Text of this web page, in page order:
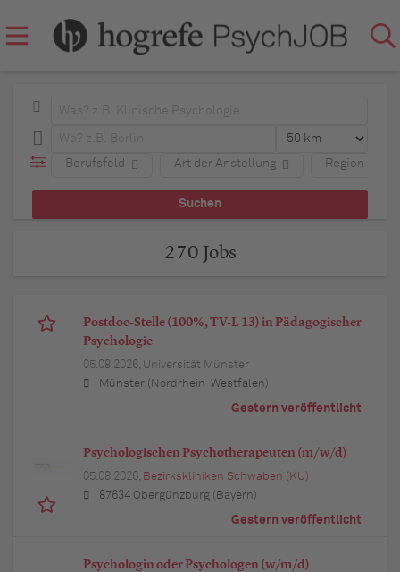
Berufsfeld Art der Anstellung Region
270 Jobs
Postdoc-Stelle (100%, TV-L 13) in Pädagogischer
Psychologie
05.08.2026, Universität Münster
Münster (Nordrhein-Westfalen)
Gestern veröffentlicht
Psychologischen Psychotherapeuten (m/w/d)
05.08.2026, Bezirkskliniken Schwaben (KU)
87634 Obergünzburg (Bayern)
Gestern veröffentlicht
Psychologin oder Psychologen (w/m/d)